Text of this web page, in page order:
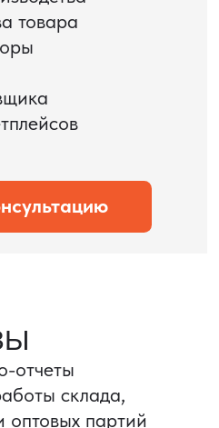
по
ведущих
Магнитная зарядка 3в1.
15w.
Комплект: устройство +
провод Type C.